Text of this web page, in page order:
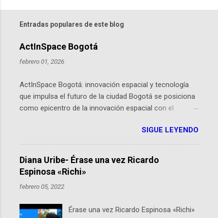
Entradas populares de este blog
ActInSpace Bogotá
febrero 01, 2026
ActInSpace Bogotá: innovación espacial y tecnología
que impulsa el futuro de la ciudad Bogotá se posiciona
como epicentro de la innovación espacial con el
hackathon global que convierte tecnologías de la
Agencia Espacial Europea en soluciones prácticas para
la vida cotidiana. Este evento, organizado por el
Planetario de Bogotá del Idartes y la Universidad de los
Andes, reúne a expertos como el presidente de Airbus
Colombia y líderes del sector aeroespacial para inspirar
por qué importa en Bogotá ActInSpace es una
SIGUE LEYENDO
Diana Uribe- Érase una vez Ricardo
Espinosa «Richi»
febrero 05, 2022
Érase una vez Ricardo Espinosa «Richi»